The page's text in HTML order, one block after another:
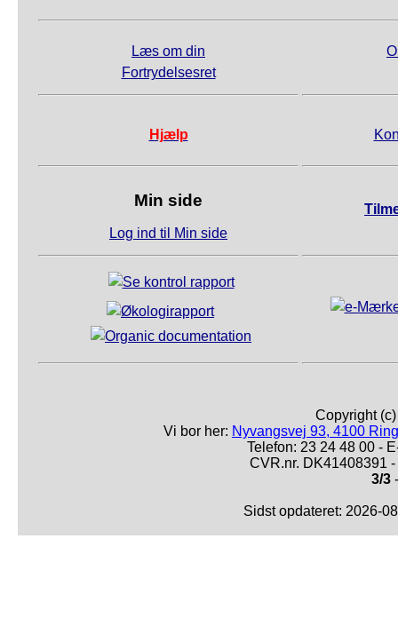
Læs om din
Fortrydelsesret
Hjælp
Min side
Log ind til Min side
Copyright
Vi bor her: Nyvangsvej 93, 4100
Telefon: 23 24 48 00 -
CVR.nr. DK41408391
3/3
Sidst opdateret: 2026-